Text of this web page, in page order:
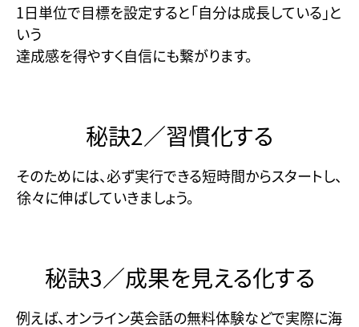
1日単位で目標を設定すると「自分は成長している」と
いう
達成感を得やすく自信にも繋がります。
秘訣2／習慣化する
そのためには、必ず実行できる短時間からスタートし、
徐々に伸ばしていきましょう。
秘訣3／成果を見える化する
例えば、オンライン英会話の無料体験などで実際に海